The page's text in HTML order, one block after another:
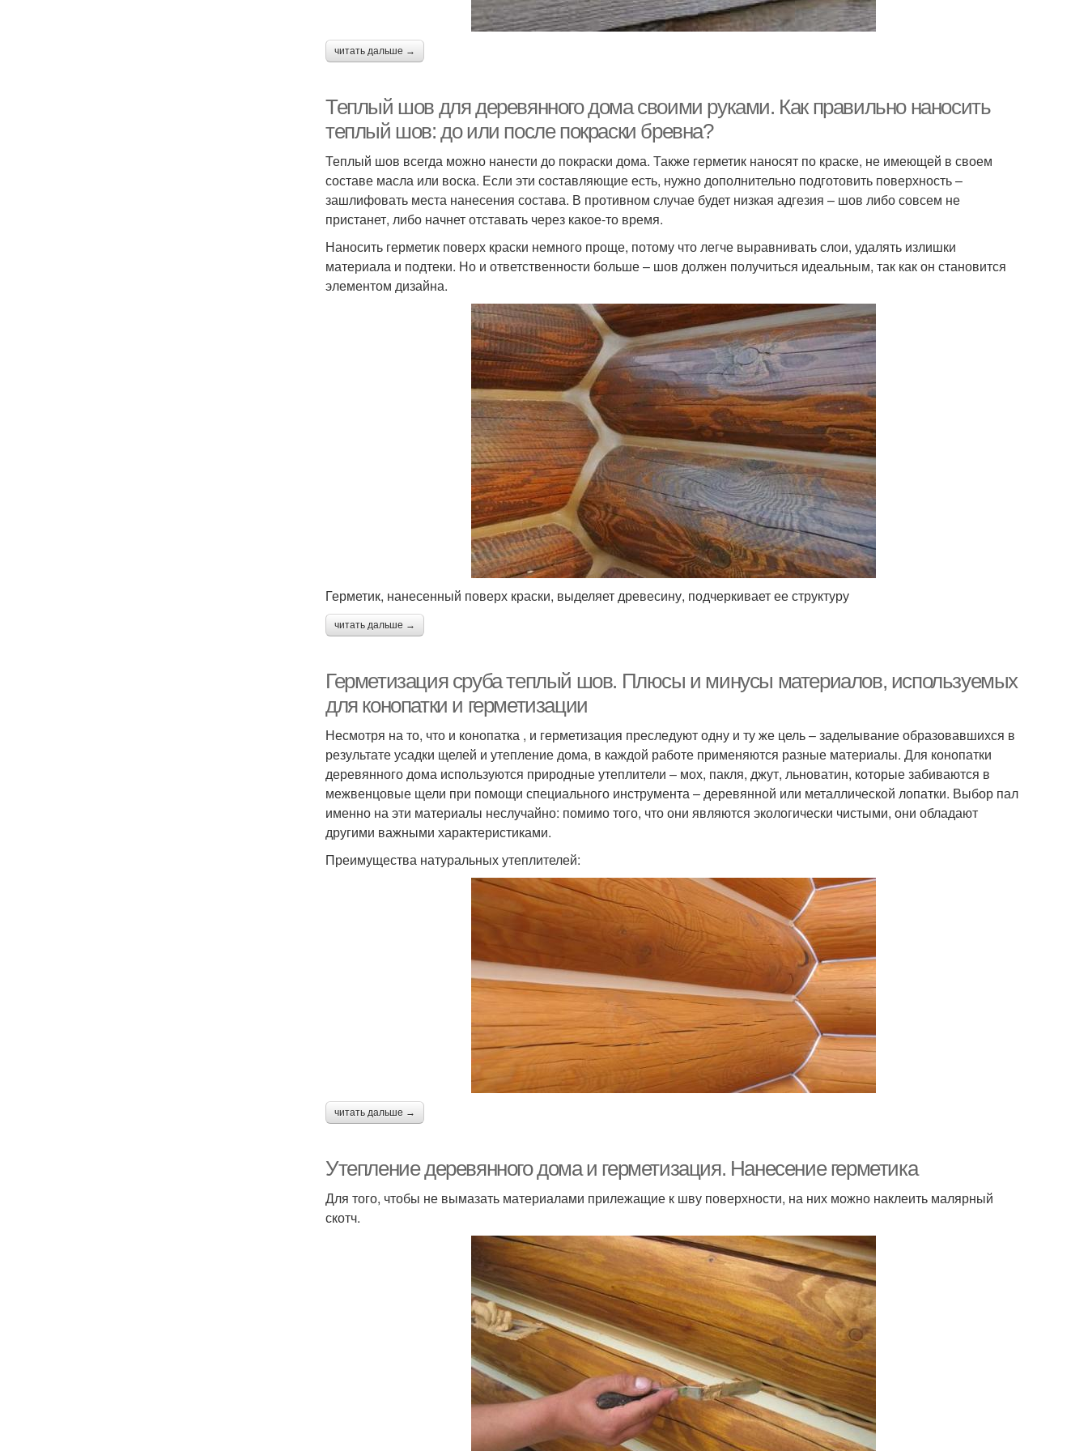
читать дальше →
Теплый шов для деревянного дома своими руками. Как правильно наносить
теплый шов: до или после покраски бревна?
Теплый шов всегда можно нанести до покраски дома. Также герметик наносят по краске, не имеющей в своем
составе масла или воска. Если эти составляющие есть, нужно дополнительно подготовить поверхность –
зашлифовать места нанесения состава. В противном случае будет низкая адгезия – шов либо совсем не
пристанет, либо начнет отставать через какое-то время.
Наносить герметик поверх краски немного проще, потому что легче выравнивать слои, удалять излишки
материала и подтеки. Но и ответственности больше – шов должен получиться идеальным, так как он становится
элементом дизайна.
Герметик, нанесенный поверх краски, выделяет древесину, подчеркивает ее структуру
читать дальше →
Герметизация сруба теплый шов. Плюсы и минусы материалов, используемых
для конопатки и герметизации
Несмотря на то, что и конопатка , и герметизация преследуют одну и ту же цель – заделывание образовавшихся в
результате усадки щелей и утепление дома, в каждой работе применяются разные материалы. Для конопатки
деревянного дома используются природные утеплители – мох, пакля, джут, льноватин, которые забиваются в
межвенцовые щели при помощи специального инструмента – деревянной или металлической лопатки. Выбор пал
именно на эти материалы неслучайно: помимо того, что они являются экологически чистыми, они обладают
другими важными характеристиками.
Преимущества натуральных утеплителей:
читать дальше →
Утепление деревянного дома и герметизация. Нанесение герметика
Для того, чтобы не вымазать материалами прилежащие к шву поверхности, на них можно наклеить малярный
скотч.